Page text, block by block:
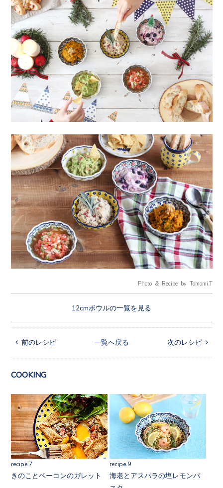
Photo & Recipe by Tomomi.T
12cmボウルの一覧を見る
 前のレシピ 一覧へ戻る 次のレシピ 
COOKING
recipe.7
きのことベーコンのガレット
recipe.9
海老とアスパラの塩レモンパ